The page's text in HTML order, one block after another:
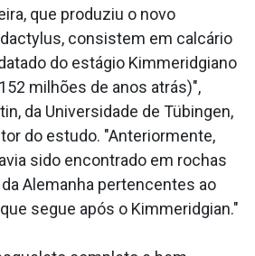
que produziu o novo
consistem em calcário
do estágio Kimmeridgiano
milhões de anos atrás)",
da Universidade de Tübingen,
do estudo. "Anteriormente,
sido encontrado em rochas
Alemanha pertencentes ao
segue após o Kimmeridgian."